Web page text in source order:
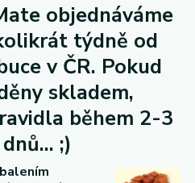
objednáváme
týdně od
v ČR. Pokud
skladem,
během 2-3
;)